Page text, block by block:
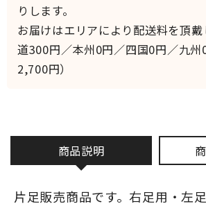
商品説明
片足販売商品です。右足用・左
りします。
お届けはエリアにより配送料を頂
道300円／本州0円／四国0円／九
2,700円）